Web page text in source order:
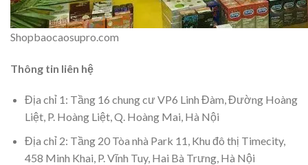
Shopbaocaosupro.com
Thông tin liên hệ
Địa chỉ 1: Tầng 16 chung cư VP6 Linh Đàm, Đường Hoàng
Liệt, P. Hoàng Liệt, Q. Hoàng Mai, Hà Nội
Địa chỉ 2: Tầng 20 Tòa nhà Park 11, Khu đô thị Timecity,
458 Minh Khai, P. Vĩnh Tuy, Hai Bà Trưng, Hà Nội